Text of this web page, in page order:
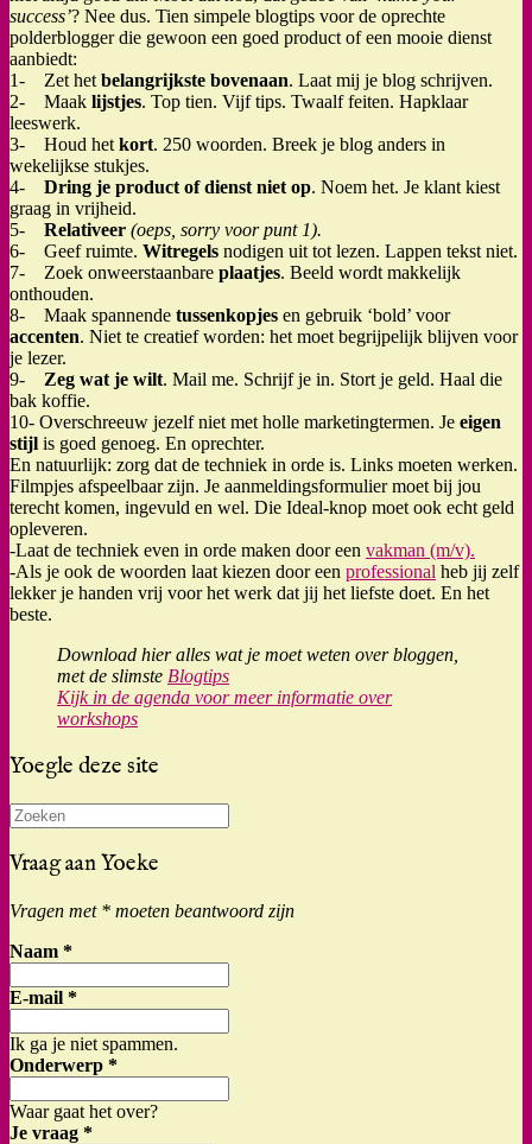
success’? Nee dus. Tien simpele blogtips voor de oprechte
polderblogger die gewoon een goed product of een mooie dienst
aanbiedt:
1- Zet het belangrijkste bovenaan. Laat mij je blog schrijven.
2- Maak lijstjes. Top tien. Vijf tips. Twaalf feiten. Hapklaar
leeswerk.
3- Houd het kort. 250 woorden. Breek je blog anders in
wekelijkse stukjes.
4- Dring je product of dienst niet op. Noem het. Je klant kiest
graag in vrijheid.
5- Relativeer (oeps, sorry voor punt 1).
6- Geef ruimte. Witregels nodigen uit tot lezen. Lappen tekst niet.
7- Zoek onweerstaanbare plaatjes. Beeld wordt makkelijk
onthouden.
8- Maak spannende tussenkopjes en gebruik ‘bold’ voor
accenten. Niet te creatief worden: het moet begrijpelijk blijven voor
je lezer.
9- Zeg wat je wilt. Mail me. Schrijf je in. Stort je geld. Haal die
bak koffie.
10- Overschreeuw jezelf niet met holle marketingtermen. Je eigen
stijl is goed genoeg. En oprechter.
En natuurlijk: zorg dat de techniek in orde is. Links moeten werken.
Filmpjes afspeelbaar zijn. Je aanmeldingsformulier moet bij jou
terecht komen, ingevuld en wel. Die Ideal-knop moet ook echt geld
opleveren.
-Laat de techniek even in orde maken door een vakman (m/v).
-Als je ook de woorden laat kiezen door een professional heb jij zelf
lekker je handen vrij voor het werk dat jij het liefste doet. En het
beste.
Download hier alles wat je moet weten over bloggen,
met de slimste Blogtips
Kijk in de agenda voor meer informatie over
workshops
Yoegle deze site
Zoeken
naar:
Vraag aan Yoeke
Vragen met * moeten beantwoord zijn
Naam *
E-mail *
Ik ga je niet spammen.
Onderwerp *
Waar gaat het over?
Je vraag *